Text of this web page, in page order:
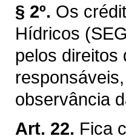
§ 2º. Os
Hídricos
pelos direitos
observância
Art. 22. Fica